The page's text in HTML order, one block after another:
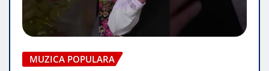
MUZICA POPULARA